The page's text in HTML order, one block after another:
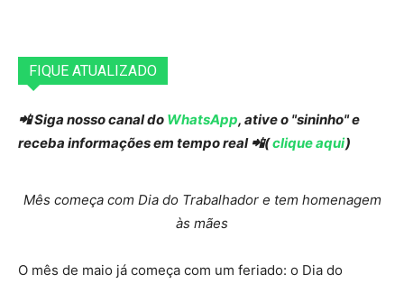
FIQUE ATUALIZADO
📲 Siga nosso canal do WhatsApp, ative o "sininho" e
receba informações em tempo real 📲(clique aqui)
Mês começa com Dia do Trabalhador e tem homenagem
às mães
O mês de maio já começa com um feriado: o Dia do